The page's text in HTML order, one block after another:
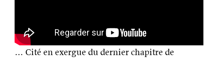
… Cité en exergue du dernier chapitre de